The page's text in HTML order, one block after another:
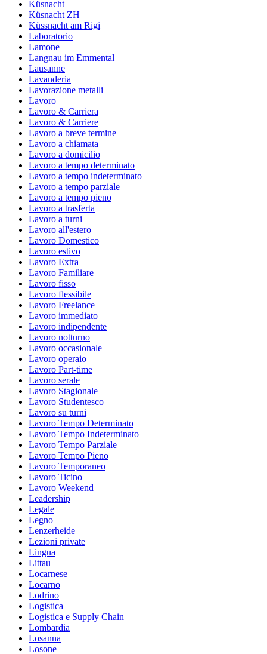
Küsnacht
Küsnacht ZH
Küssnacht am Rigi
Laboratorio
Lamone
Langnau im Emmental
Lausanne
Lavanderia
Lavorazione metalli
Lavoro
Lavoro & Carriera
Lavoro & Carriere
Lavoro a breve termine
Lavoro a chiamata
Lavoro a domicilio
Lavoro a tempo determinato
Lavoro a tempo indeterminato
Lavoro a tempo parziale
Lavoro a tempo pieno
Lavoro a trasferta
Lavoro a turni
Lavoro all'estero
Lavoro Domestico
Lavoro estivo
Lavoro Extra
Lavoro Familiare
Lavoro fisso
Lavoro flessibile
Lavoro Freelance
Lavoro immediato
Lavoro indipendente
Lavoro notturno
Lavoro occasionale
Lavoro operaio
Lavoro Part-time
Lavoro serale
Lavoro Stagionale
Lavoro Studentesco
Lavoro su turni
Lavoro Tempo Determinato
Lavoro Tempo Indeterminato
Lavoro Tempo Parziale
Lavoro Tempo Pieno
Lavoro Temporaneo
Lavoro Ticino
Lavoro Weekend
Leadership
Legale
Legno
Lenzerheide
Lezioni private
Lingua
Littau
Locarnese
Locarno
Lodrino
Logistica
Logistica e Supply Chain
Lombardia
Losanna
Losone